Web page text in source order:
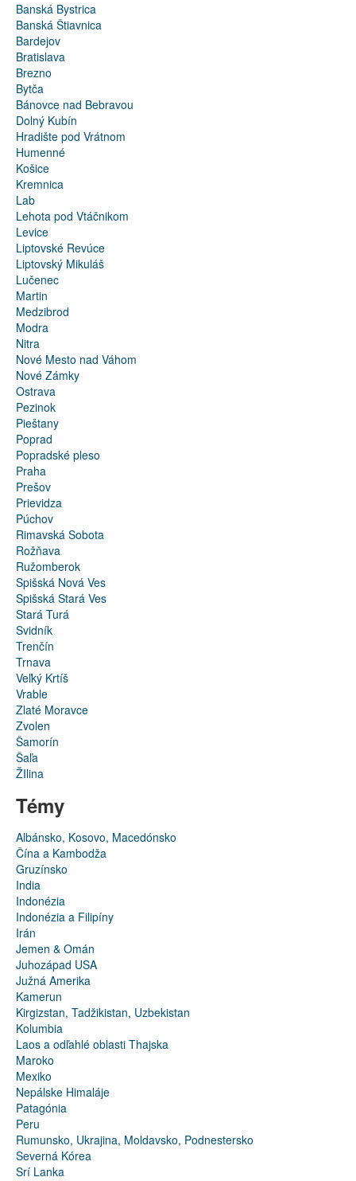
Banská Bystrica
Banská Štiavnica
Bardejov
Bratislava
Brezno
Bytča
Bánovce nad Bebravou
Dolný Kubín
Hradište pod Vrátnom
Humenné
Košice
Kremnica
Lab
Lehota pod Vtáčnikom
Levice
Liptovské Revúce
Liptovský Mikuláš
Lučenec
Martin
Medzibrod
Modra
Nitra
Nové Mesto nad Váhom
Nové Zámky
Ostrava
Pezinok
Pieštany
Poprad
Popradské pleso
Praha
Prešov
Prievidza
Púchov
Rimavská Sobota
Rožňava
Ružomberok
Spišská Nová Ves
Spišská Stará Ves
Stará Turá
Svidník
Trenčín
Trnava
Veľký Krtíš
Vrable
Zlaté Moravce
Zvolen
Šamorín
Šaľa
ŽIlina
Témy
Albánsko, Kosovo, Macedónsko
Čína a Kambodža
Gruzínsko
India
Indonézia
Indonézia a Filipíny
Irán
Jemen & Omán
Juhozápad USA
Južná Amerika
Kamerun
Kirgizstan, Tadžikistan, Uzbekistan
Kolumbia
Laos a odľahlé oblasti Thajska
Maroko
Mexiko
Nepálske Himaláje
Patagónia
Peru
Rumunsko, Ukrajina, Moldavsko, Podnestersko
Severná Kórea
Srí Lanka